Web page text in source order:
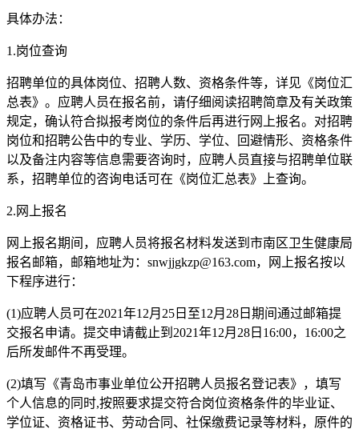
具体办法：
1.岗位查询
招聘单位的具体岗位、招聘人数、资格条件等，详见《岗位汇
总表》。应聘人员在报名前，请仔细阅读招聘简章及有关政策
规定，确认符合拟报考岗位的条件后再进行网上报名。对招聘
岗位和招聘公告中的专业、学历、学位、回避情形、资格条件
以及备注内容等信息需要咨询时，应聘人员直接与招聘单位联
系，招聘单位的咨询电话可在《岗位汇总表》上查询。
2.网上报名
网上报名期间，应聘人员将报名材料发送到市南区卫生健康局
报名邮箱，邮箱地址为：snwjjgkzp@163.com，网上报名按以
下程序进行：
(1)应聘人员可在2021年12月25日至12月28日期间通过邮箱提
交报名申请。提交申请截止到2021年12月28日16:00，16:00之
后所发邮件不再受理。
(2)填写《青岛市事业单位公开招聘人员报名登记表》，填写
个人信息的同时,按照要求提交符合岗位资格条件的毕业证、
学位证、资格证书、劳动合同、社保缴费记录等材料，原件的